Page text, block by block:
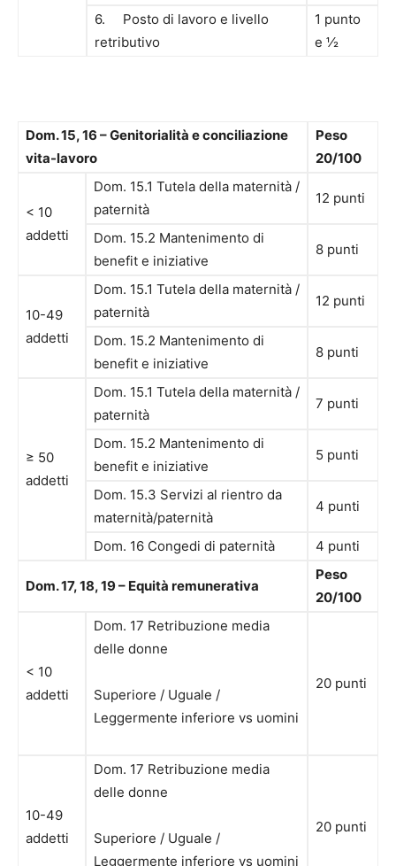
6. Posto di lavoro e livello
retributivo
1 punto
e ½
Dom. 15, 16 – Genitorialità e conciliazione
vita-lavoro
Peso
20/100
< 10
addetti
Dom. 15.1 Tutela della maternità /
paternità
12 punti
Dom. 15.2 Mantenimento di
benefit e iniziative
8 punti
10-49
addetti
Dom. 15.1 Tutela della maternità /
paternità
12 punti
Dom. 15.2 Mantenimento di
benefit e iniziative
8 punti
≥ 50
addetti
Dom. 15.1 Tutela della maternità /
paternità
7 punti
Dom. 15.2 Mantenimento di
benefit e iniziative
5 punti
Dom. 15.3 Servizi al rientro da
maternità/paternità
4 punti
Dom. 16 Congedi di paternità 4 punti
Dom. 17, 18, 19 – Equità remunerativa
Peso
20/100
< 10
addetti
Dom. 17 Retribuzione media
delle donne
Superiore / Uguale /
Leggermente inferiore vs uomini
20 punti
10-49
addetti
Dom. 17 Retribuzione media
delle donne
Superiore / Uguale /
Leggermente inferiore vs uomini
20 punti